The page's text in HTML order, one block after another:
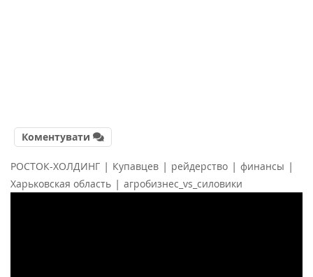
Коментувати
РОСТОК-ХОЛДИНГ | Купавцев | рейдерство | финансы |
Харьковская область | агробизнес_vs_силовики